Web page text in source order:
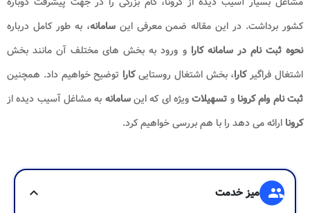
کشور برداشت. در این مقاله ضمن معرفی اینسامانه، به طور کامل درباره
نحوه ثبت نام در سامانه کاراو ورود به بخش های مختلف آن مانند بخش
اشتغال فراگیرکارا، بخش اشتغال روستاییکارا توضیح خواهیم داد. همچنین
ثبت نام وام کروناو تسهیلاتویژه ای که اینسامانه به مشاغل آسیب دیده از
کرونا ارائه می دهد را با هم بررسی خواهیم کرد.
group میز خدمت
expand_more